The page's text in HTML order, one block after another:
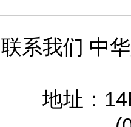
联系我们 中
地址：